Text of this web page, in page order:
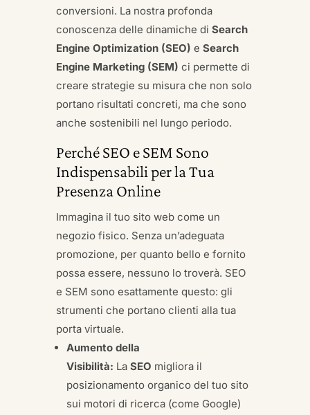
conversioni. La nostra profonda
conoscenza delle dinamiche di Search
Engine Optimization (SEO) e Search
Engine Marketing (SEM) ci permette di
creare strategie su misura che non solo
portano risultati concreti, ma che sono
anche sostenibili nel lungo periodo.
Perché SEO e SEM Sono
Indispensabili per la Tua
Presenza Online
Immagina il tuo sito web come un
negozio fisico. Senza un’adeguata
promozione, per quanto bello e fornito
possa essere, nessuno lo troverà. SEO
e SEM sono esattamente questo: gli
strumenti che portano clienti alla tua
porta virtuale.
Aumento della
Visibilità: La SEO migliora il
posizionamento organico del tuo sito
sui motori di ricerca (come Google)